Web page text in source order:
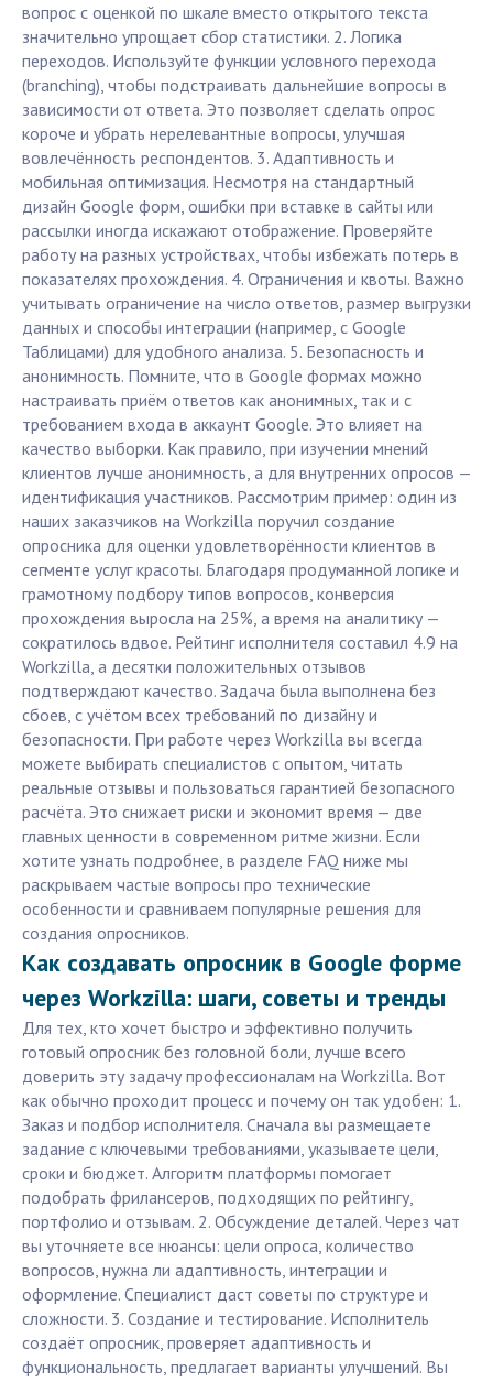
вопрос с оценкой по шкале вместо открытого текста
значительно упрощает сбор статистики. 2. Логика
переходов. Используйте функции условного перехода
(branching), чтобы подстраивать дальнейшие вопросы в
зависимости от ответа. Это позволяет сделать опрос
короче и убрать нерелевантные вопросы, улучшая
вовлечённость респондентов. 3. Адаптивность и
мобильная оптимизация. Несмотря на стандартный
дизайн Google форм, ошибки при вставке в сайты или
рассылки иногда искажают отображение. Проверяйте
работу на разных устройствах, чтобы избежать потерь в
показателях прохождения. 4. Ограничения и квоты. Важно
учитывать ограничение на число ответов, размер выгрузки
данных и способы интеграции (например, с Google
Таблицами) для удобного анализа. 5. Безопасность и
анонимность. Помните, что в Google формах можно
настраивать приём ответов как анонимных, так и с
требованием входа в аккаунт Google. Это влияет на
качество выборки. Как правило, при изучении мнений
клиентов лучше анонимность, а для внутренних опросов —
идентификация участников. Рассмотрим пример: один из
наших заказчиков на Workzilla поручил создание
опросника для оценки удовлетворённости клиентов в
сегменте услуг красоты. Благодаря продуманной логике и
грамотному подбору типов вопросов, конверсия
прохождения выросла на 25%, а время на аналитику —
сократилось вдвое. Рейтинг исполнителя составил 4.9 на
Workzilla, а десятки положительных отзывов
подтверждают качество. Задача была выполнена без
сбоев, с учётом всех требований по дизайну и
безопасности. При работе через Workzilla вы всегда
можете выбирать специалистов с опытом, читать
реальные отзывы и пользоваться гарантией безопасного
расчёта. Это снижает риски и экономит время — две
главных ценности в современном ритме жизни. Если
хотите узнать подробнее, в разделе FAQ ниже мы
раскрываем частые вопросы про технические
особенности и сравниваем популярные решения для
создания опросников.
Как создавать опросник в Google форме
через Workzilla: шаги, советы и тренды
Для тех, кто хочет быстро и эффективно получить
готовый опросник без головной боли, лучше всего
доверить эту задачу профессионалам на Workzilla. Вот
как обычно проходит процесс и почему он так удобен: 1.
Заказ и подбор исполнителя. Сначала вы размещаете
задание с ключевыми требованиями, указываете цели,
сроки и бюджет. Алгоритм платформы помогает
подобрать фрилансеров, подходящих по рейтингу,
портфолио и отзывам. 2. Обсуждение деталей. Через чат
вы уточняете все нюансы: цели опроса, количество
вопросов, нужна ли адаптивность, интеграции и
оформление. Специалист даст советы по структуре и
сложности. 3. Создание и тестирование. Исполнитель
создаёт опросник, проверяет адаптивность и
функциональность, предлагает варианты улучшений. Вы